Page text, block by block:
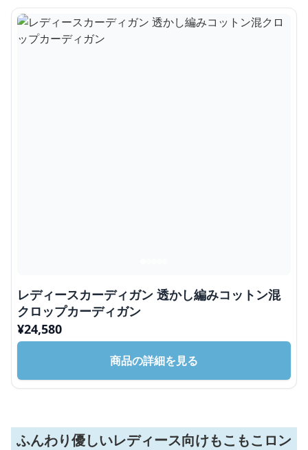
レディースカーディガン 透かし編みコットン混
クロップカーディガン
¥24,580
商品の詳細を見る
ふんわり優しいレディース向けもこもこロン